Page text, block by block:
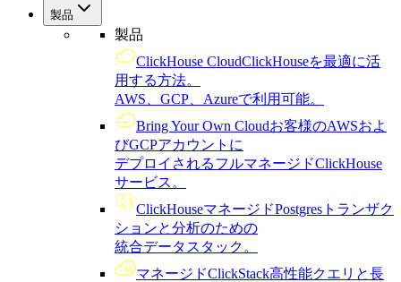
製品
製品
ClickHouse CloudClickHouseを最適に活
用する方法。
AWS、GCP、Azureで利用可能。
Bring Your Own Cloudお客様のAWSおよ
びGCPアカウントに
デプロイされるフルマネージドClickHouse
サービス。
ClickHouseマネージドPostgres トランザク
ションと分析のための
統合データスタック。
マネージドClickStack高性能クエリと長